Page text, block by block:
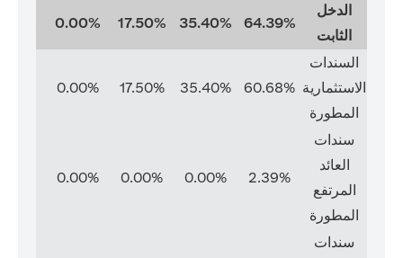
الدخل
الثابت
64.39%
35.40%
17.50%
0.00%
السندات
الاستثمارية
المطورة
60.68%
35.40%
17.50%
0.00%
سندات
العائد
المرتفع
المطورة
2.39%
0.00%
0.00%
0.00%
سندات